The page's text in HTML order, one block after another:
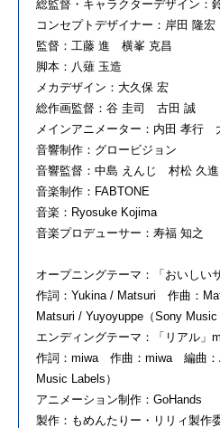
総監督・キャラクターデザイン：
コンセプトデザイナー：岸田 隆宏
監督：工藤 進 横峯 克昌
脚本：八薙 玉造
メカデザイン：大久保 宏
総作画監督：谷 圭司 古田 誠
メインアニメーター：内田 孝行
音響制作：グロービジョン
音響監督：中島 えんじ 村松 久進
音楽制作：FABTONE
音楽：Ryosuke Kojima
音楽プロデューサー：寿福 知之
オープニングテーマ：「おいしい
作詞：Yukina / Matsuri 作曲：
Matsuri / Yuyoyuppe（Sony Music
エンディングテーマ：「リアル」
作詞：miwa 作曲：miwa 編曲：
Music Labels）
アニメーション制作：GoHands
製作：もめんたりー・リリィ製作